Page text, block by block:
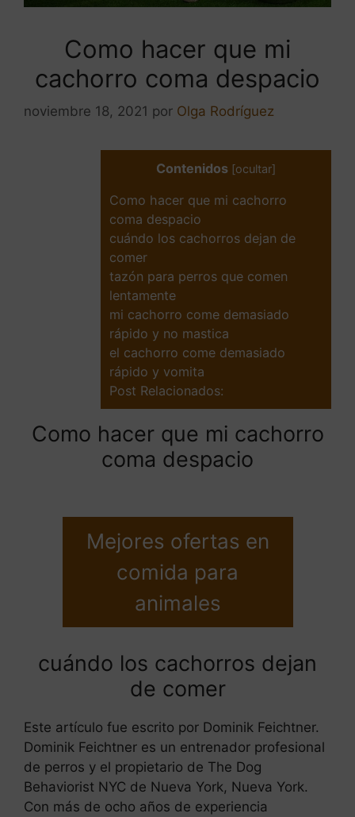
Como hacer que mi
cachorro coma despacio
noviembre 18, 2021 por Olga Rodríguez
Contenidos [ocultar]
Como hacer que mi cachorro
coma despacio
cuándo los cachorros dejan de
comer
tazón para perros que comen
lentamente
mi cachorro come demasiado
rápido y no mastica
el cachorro come demasiado
rápido y vomita
Post Relacionados:
Como hacer que mi cachorro
coma despacio
Mejores ofertas en
comida para
animales
cuándo los cachorros dejan
de comer
Este artículo fue escrito por Dominik Feichtner.
Dominik Feichtner es un entrenador profesional
de perros y el propietario de The Dog
Behaviorist NYC de Nueva York, Nueva York.
Con más de ocho años de experiencia